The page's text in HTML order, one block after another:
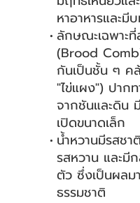
หาอาหารและ
ลักษณะเฉพาะ
(Brood
กันเป็นชั้น ๆ ค
"ไข่แผง") ปาก
จากชันและดิน
เปิดขนาดเล็ก
น้ำหวานมีรสช
รสหวาน และมี
ตัว ซึ่งเป็นผลม
ธรรมชาติ